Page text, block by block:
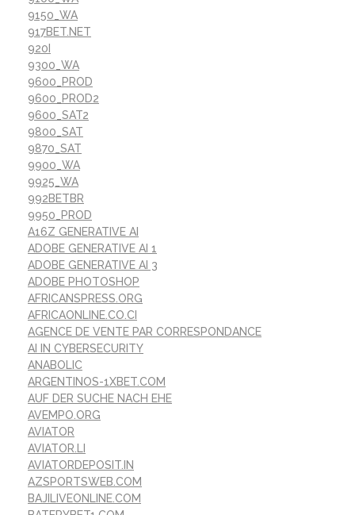
9150_WA
917BET.NET
920I
9300_WA
9600_PROD
9600_PROD2
9600_SAT2
9800_SAT
9870_SAT
9900_WA
9925_WA
992BETBR
9950_PROD
A16Z GENERATIVE AI
ADOBE GENERATIVE AI 1
ADOBE GENERATIVE AI 3
ADOBE PHOTOSHOP
AFRICANSPRESS.ORG
AFRICAONLINE.CO.CI
AGENCE DE VENTE PAR CORRESPONDANCE
AI IN CYBERSECURITY
ANABOLIC
ARGENTINOS-1XBET.COM
AUF DER SUCHE NACH EHE
AVEMPO.ORG
AVIATOR
AVIATOR.LI
AVIATORDEPOSIT.IN
AZSPORTSWEB.COM
BAJILIVEONLINE.COM